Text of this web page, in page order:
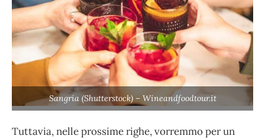
Sangria (Shutterstock) – Wineandfoodtour.it
Tuttavia, nelle prossime righe, vorremmo per un